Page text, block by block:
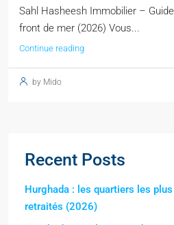
Sahl Hasheesh Immobilier –
front de mer (2026) Vous...
Continue reading
by Mido
Recent Posts
Hurghada : les quartiers les
retraités (2026)